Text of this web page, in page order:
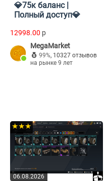
💎75к баланс |
Полный доступ💎
12998.00 p
MegaMarket
99%, 10327 отзывов
на рынке 9 лет
06.08.2026
★★★